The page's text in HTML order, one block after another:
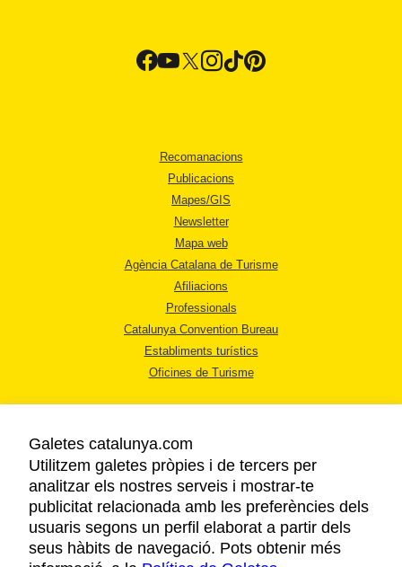
Recomanacions
Publicacions
Mapes/GIS
Newsletter
Mapa web
Agència Catalana de Turisme
Afiliacions
Professionals
Catalunya Convention Bureau
Establiments turístics
Oficines de Turisme
AVÍS LEGAL
POLÍTICA DE PRIVACITAT
COOKIES
Galetes catalunya.com
Utilitzem galetes pròpies i de tercers per
analitzar els nostres serveis i mostrar-te
publicitat relacionada amb les preferències dels
usuaris segons un perfil elaborat a partir dels
seus hàbits de navegació. Pots obtenir més